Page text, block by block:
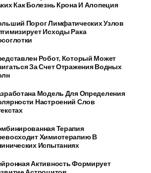
Как Болезнь Крона И Алопеция
Порог Лимфатических Узлов
Исходы Рака
Робот, Который Может
За Счет Отражения Водных
Модель Для Определения
Настроений Слов
Терапия
Химиотерапию В
Испытаниях
Активность Формирует